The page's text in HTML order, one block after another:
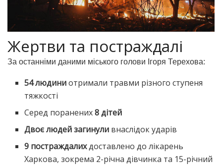
Жертви та постраждалі
За останніми даними міського голови Ігоря Терехова:
54 людиниотримали травми різного ступеня
тяжкості
Серед поранених8 дітей
Двоє людей загинули внаслідок ударів
9 постраждалихдоставлено до лікарень
Харкова, зокрема 2-річна дівчинка та 15-річний